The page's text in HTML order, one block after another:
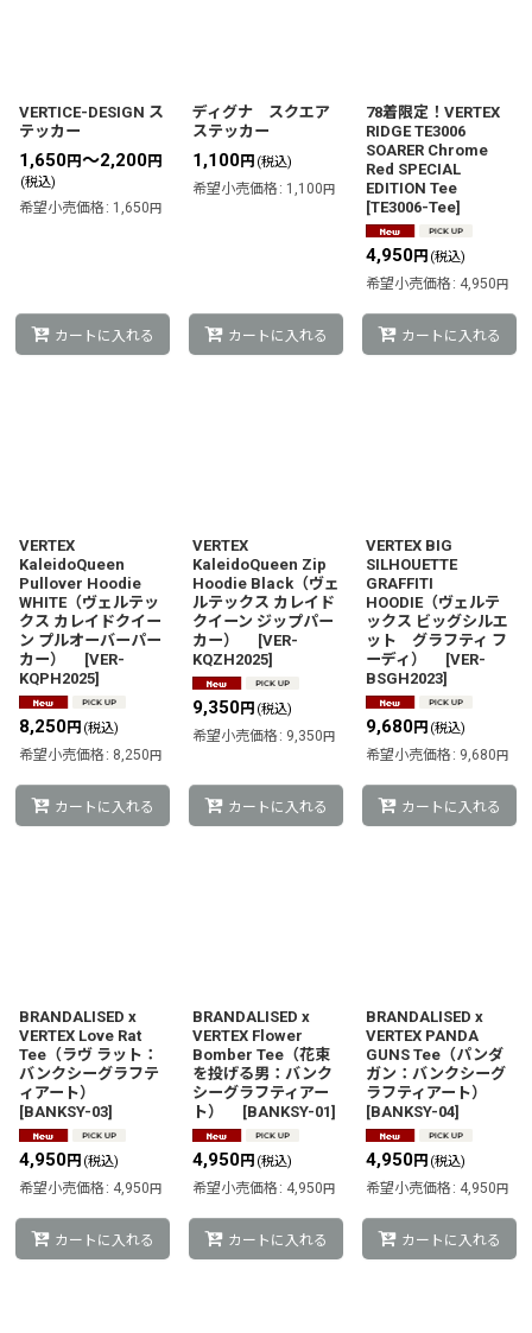
VERTICE-DESIGN ス
テッカー
1,650円～2,200円
(税込)
希望小売価格 : 1,650円
カートに入れる
ディグナ スクエア
ステッカー
1,100円 (税込)
希望小売価格 : 1,100円
カートに入れる
78着限定！VERTEX
RIDGE TE3006
SOARER Chrome
Red SPECIAL
EDITION Tee
[TE3006-Tee]
4,950円 (税込)
希望小売価格 : 4,950円
カートに入れる
VERTEX
KaleidoQueen
Pullover Hoodie
WHITE（ヴェルテッ
クス カレイドクイー
ン プルオーバーパー
カー）
[VER-
KQPH2025]
8,250円 (税込)
希望小売価格 : 8,250円
カートに入れる
VERTEX
KaleidoQueen Zip
Hoodie Black（ヴェ
ルテックス カレイド
クイーン ジップパー
カー）
[VER-
KQZH2025]
9,350円 (税込)
希望小売価格 : 9,350円
カートに入れる
VERTEX BIG
SILHOUETTE
GRAFFITI
HOODIE（ヴェルテ
ックス ビッグシルエ
ット グラフティ フ
ーディ）
[VER-
BSGH2023]
9,680円 (税込)
希望小売価格 : 9,680円
カートに入れる
BRANDALISED x
VERTEX Love Rat
Tee（ラヴ ラット：
バンクシーグラフテ
ィアート）
[BANKSY-03]
4,950円 (税込)
希望小売価格 : 4,950円
カートに入れる
BRANDALISED x
VERTEX Flower
Bomber Tee（花束
を投げる男：バンク
シーグラフティアー
ト）
[BANKSY-01]
4,950円 (税込)
希望小売価格 : 4,950円
カートに入れる
BRANDALISED x
VERTEX PANDA
GUNS Tee（パンダ
ガン：バンクシーグ
ラフティアート）
[BANKSY-04]
4,950円 (税込)
希望小売価格 : 4,950円
カートに入れる